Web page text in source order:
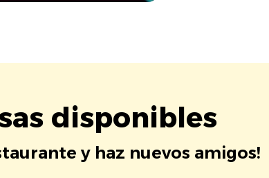
disponibles
y haz nuevos amigos!